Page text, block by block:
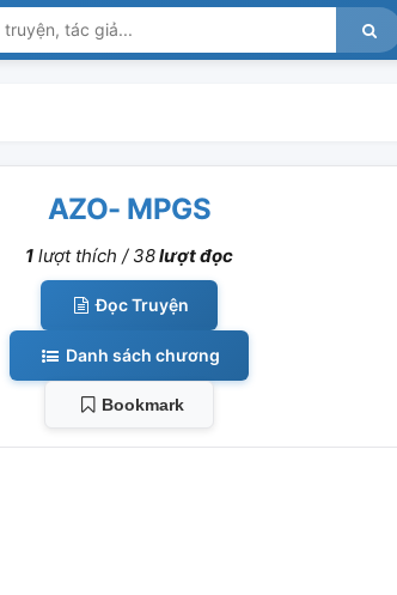
AZO- MPGS
1 lượt thích / 38lượt đọc
Đọc Truyện
Danh sách chương
Bookmark